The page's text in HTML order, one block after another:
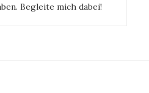
Begleite mich dabei!